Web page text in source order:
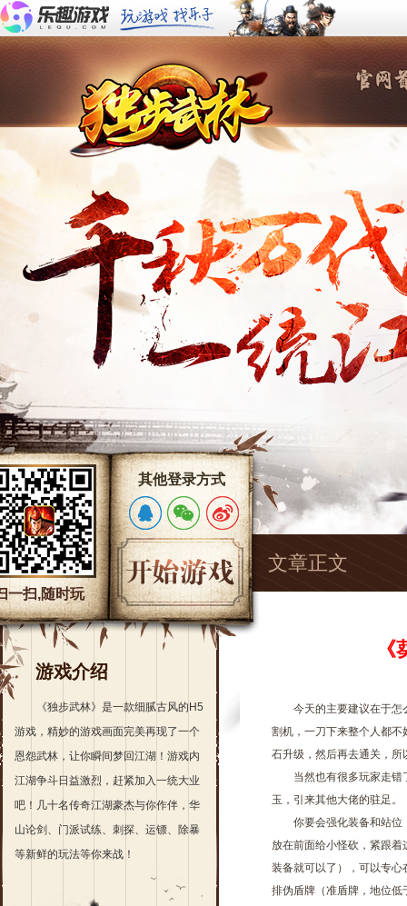
一扫,随时玩
其他登录方式
游戏介绍
《独步武林》是一款细腻古风的H5
游戏，精妙的游戏画面完美再现了一个
恩怨武林，让你瞬间梦回江湖！游戏内
江湖争斗日益激烈，赶紧加入一统大业
吧！几十名传奇江湖豪杰与你作伴，华
山论剑、门派试练、刺探、运镖、除暴
等新鲜的玩法等你来战！
文章正文
今天的主要建议在于怎么
割机，一刀下来整个人都
石升级，然后再去通关，所
当然也有很多玩家走错了
玉，引来其他大佬的驻足。
你要会强化装备和站位，
放在前面给小怪砍，紧跟
装备就可以了），可以专
排伪盾牌（准盾牌，地位